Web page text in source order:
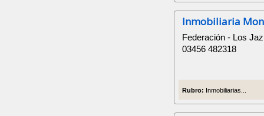
Inmobiliaria
Federación - Los
03456 482318
Rubro: Inmobiliarias...